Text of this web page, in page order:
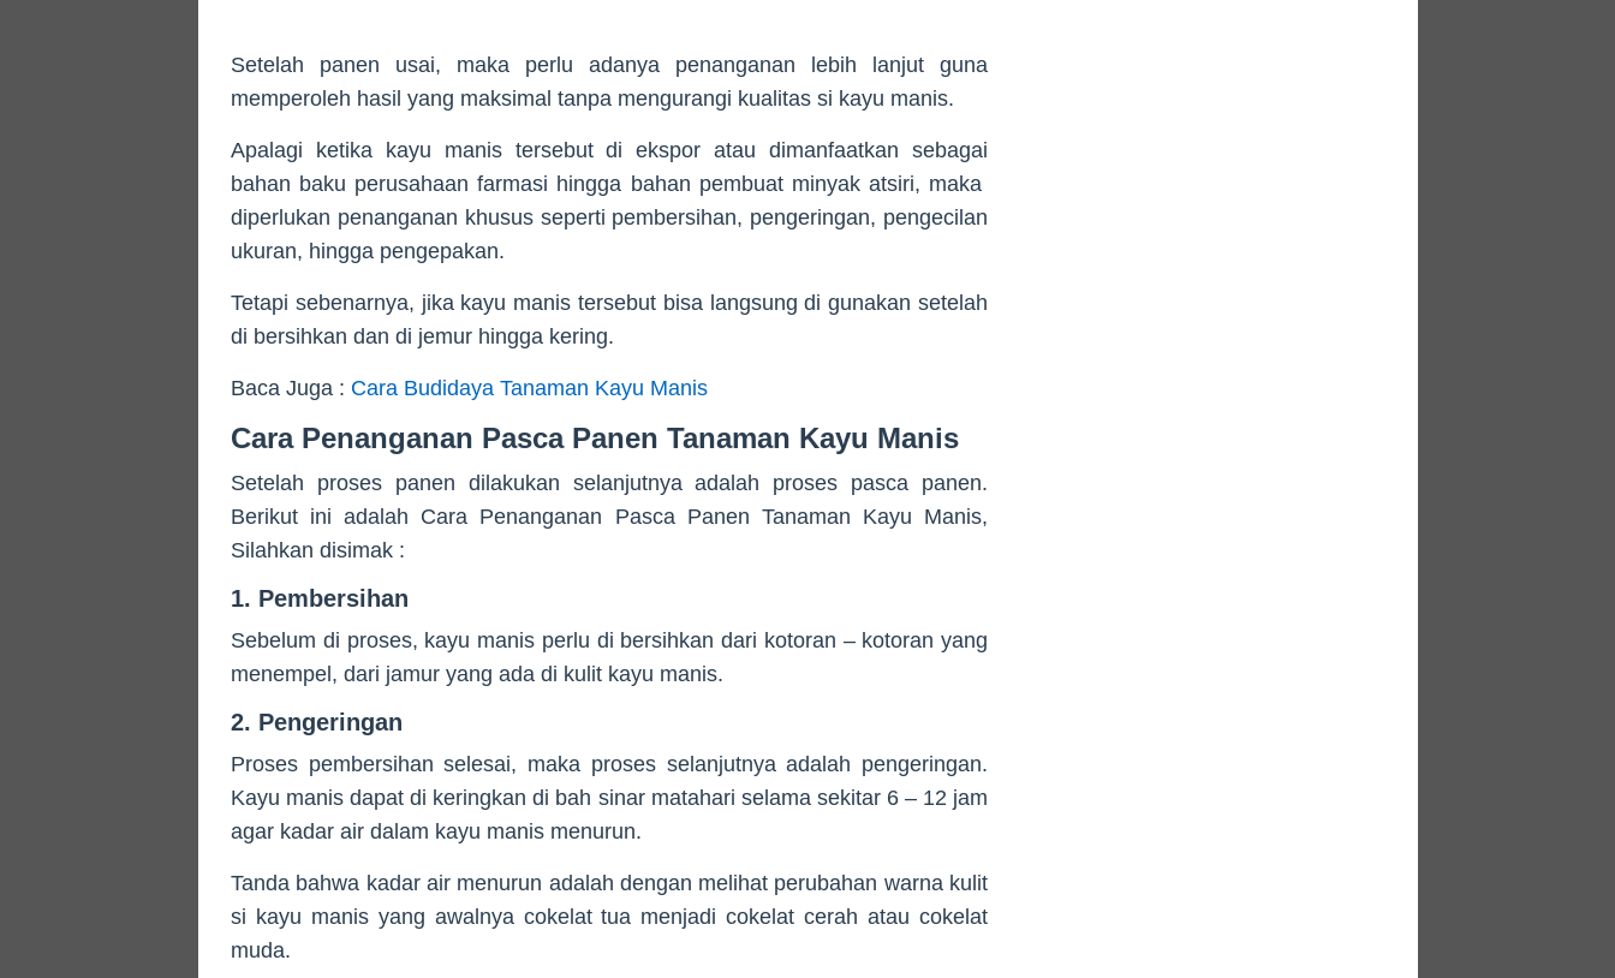
Setelah panen usai, maka perlu adanya penanganan lebih lanjut guna
memperoleh hasil yang maksimal tanpa mengurangi kualitas si kayu manis.
Apalagi ketika kayu manis tersebut di ekspor atau dimanfaatkan sebagai
bahan baku perusahaan farmasi hingga bahan pembuat minyak atsiri, maka
diperlukan penanganan khusus seperti pembersihan, pengeringan, pengecilan
ukuran, hingga pengepakan.
Tetapi sebenarnya, jika kayu manis tersebut bisa langsung di gunakan setelah
di bersihkan dan di jemur hingga kering.
Baca Juga : Cara Budidaya Tanaman Kayu Manis
Cara Penanganan Pasca Panen Tanaman Kayu Manis
Setelah proses panen dilakukan selanjutnya adalah proses pasca panen.
Berikut ini adalah Cara Penanganan Pasca Panen Tanaman Kayu Manis,
Silahkan disimak :
1. Pembersihan
Sebelum di proses, kayu manis perlu di bersihkan dari kotoran – kotoran yang
menempel, dari jamur yang ada di kulit kayu manis.
2. Pengeringan
Proses pembersihan selesai, maka proses selanjutnya adalah pengeringan.
Kayu manis dapat di keringkan di bah sinar matahari selama sekitar 6 – 12 jam
agar kadar air dalam kayu manis menurun.
Tanda bahwa kadar air menurun adalah dengan melihat perubahan warna kulit
si kayu manis yang awalnya cokelat tua menjadi cokelat cerah atau cokelat
muda.